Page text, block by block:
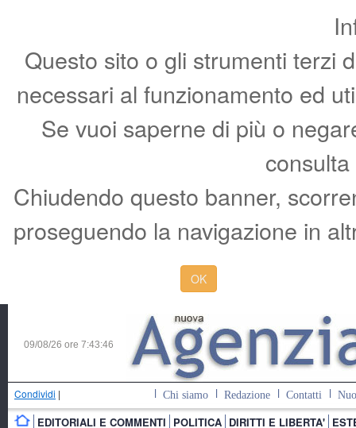
Questo sito o gli strumenti terzi
necessari al funzionamento ed
Se vuoi saperne di più o
Chiudendo questo banner,
proseguendo la navigazione in
OK
09/08/26 ore 7:43:47
Condividi | Chi siamo Redazione Contatti
EDITORIALI E COMMENTI POLITICA DIRITTI E LIBERTA'